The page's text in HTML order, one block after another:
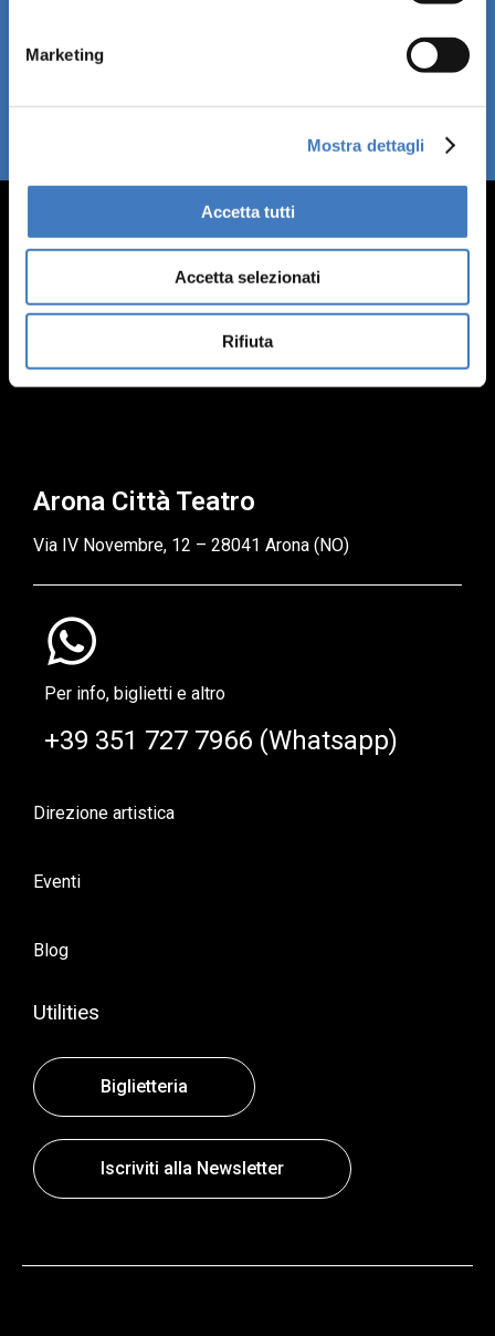
Marketing
Mostra dettagli
Accetta tutti
Accetta selezionati
Rifiuta
Seguici
Arona Città Teatro
Via IV Novembre, 12 – 28041 Arona (NO)
Per info, biglietti e altro
+39 351 727 7966 (Whatsapp)
Direzione artistica
Eventi
Blog
Utilities
Biglietteria
Iscriviti alla Newsletter